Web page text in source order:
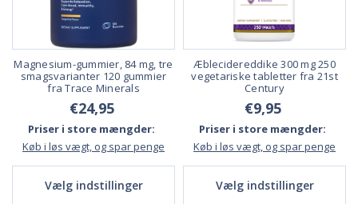
Magnesium-gummier, 84 mg, tre
smagsvarianter 120 gummier
fra Trace Minerals
€24,95
Priser i store mængder:
Køb i løs vægt, og spar penge
Vælg indstillinger
Æblecidereddike 300 mg 250
vegetariske tabletter fra 21st
Century
€9,95
Priser i store mængder:
Køb i løs vægt, og spar penge
Vælg indstillinger